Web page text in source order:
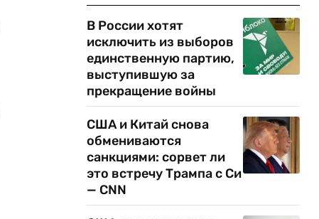
В России хотят
исключить из выборов
единственную партию,
выступившую за
прекращение войны
США и Китай снова
обмениваются
санкциями: сорвет ли
это встречу Трампа с Си
— CNN